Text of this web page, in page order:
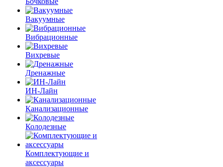
Вакуумные
Вибрационные
Вихревые
Дренажные
ИН-Лайн
Канализационные
Колодезные
Комплектующие и
аксессуары